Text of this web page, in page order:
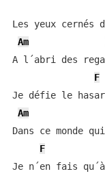
Les yeux cernés
Am
A l´abri des
F
Je défie le
Am
Dans ce monde
F
Je n´en fais